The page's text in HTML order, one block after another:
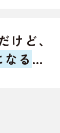
けど、
る …